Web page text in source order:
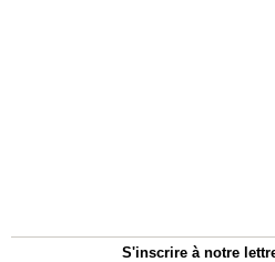
S'inscrire à notre